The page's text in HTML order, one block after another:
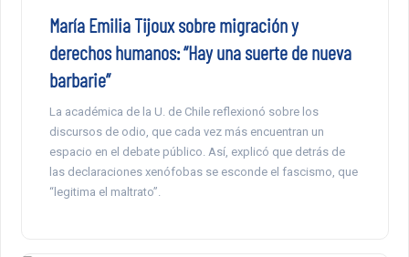
María Emilia Tijoux sobre migración y
derechos humanos: “Hay una suerte de nueva
barbarie”
La académica de la U. de Chile reflexionó sobre los
discursos de odio, que cada vez más encuentran un
espacio en el debate público. Así, explicó que detrás de
las declaraciones xenófobas se esconde el fascismo, que
“legitima el maltrato”.